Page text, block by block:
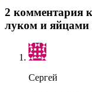
2 комментария
луком и яйцами
Сергей